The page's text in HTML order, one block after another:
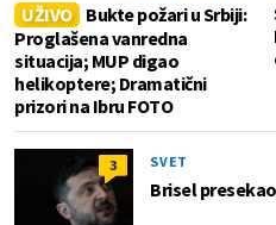
UŽIVO
Bukte požari u Srbiji:
Proglašena vanredna
situacija; MUP digao
helikoptere; Dramatični
prizori na Ibru FOTO
3 SVET
Brisel